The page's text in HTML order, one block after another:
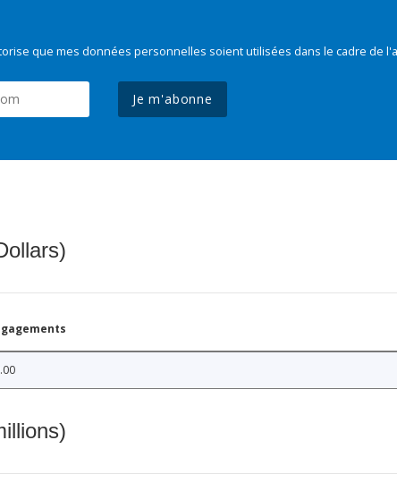
que mes données personnelles soient utilisées dans le cadre de
Je m'abonne